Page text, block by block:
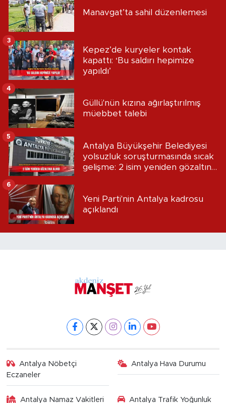
Manavgat’ta sahil düzenlemesi
Kepez’de kuryeler kontak
kapattı: ‘Bu saldırı hepimize
yapıldı’
3
Güllü'nün kızına ağırlaştırılmış
müebbet talebi
4
Antalya Büyükşehir Belediyesi
yolsuzluk soruşturmasında sıcak
gelişme: 2 isim yeniden gözaltına
5
Yeni Parti'nin Antalya kadrosu
açıklandı
6
Antalya Nöbetçi
Eczaneler
Antalya Hava Durumu
Antalya Namaz Vakitleri Antalya Trafik Yoğunluk